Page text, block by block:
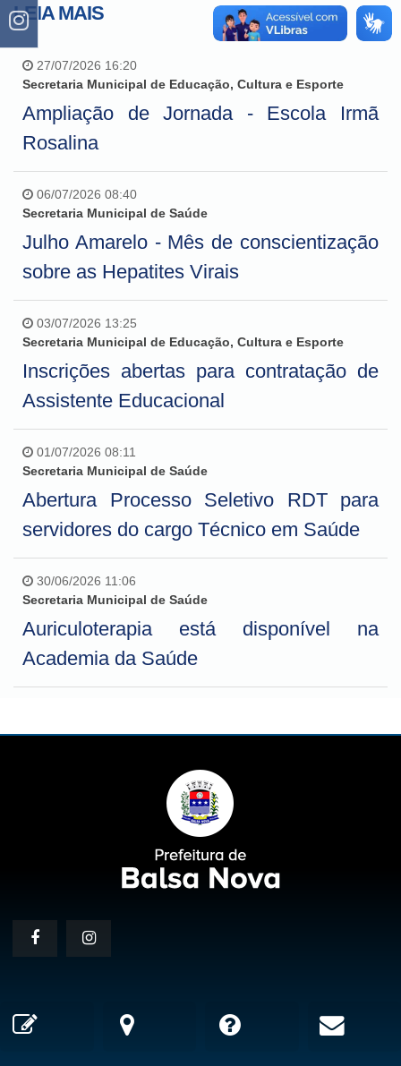
LEIA MAIS
27/07/2026 16:20
Secretaria Municipal de Educação, Cultura e Esporte
Ampliação de Jornada - Escola Irmã
Rosalina
06/07/2026 08:40
Secretaria Municipal de Saúde
Julho Amarelo - Mês de conscientização
sobre as Hepatites Virais
03/07/2026 13:25
Secretaria Municipal de Educação, Cultura e Esporte
Inscrições abertas para contratação de
Assistente Educacional
01/07/2026 08:11
Secretaria Municipal de Saúde
Abertura Processo Seletivo RDT para
servidores do cargo Técnico em Saúde
30/06/2026 11:06
Secretaria Municipal de Saúde
Auriculoterapia está disponível na
Academia da Saúde